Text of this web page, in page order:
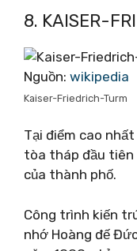
8. KAISER-
Nguồn: wikipedia
Kaiser-Friedrich-Turm
Tại điểm cao
tòa tháp đầu
của thành phố.
Công trình kiến
nhớ Hoàng đế